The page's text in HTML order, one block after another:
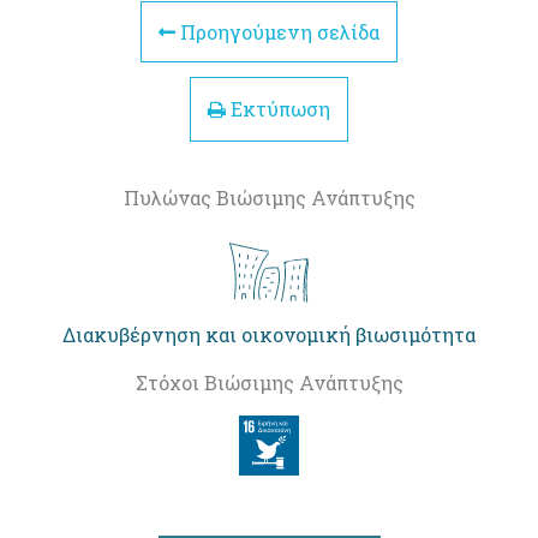
Προηγούμενη σελίδα
Εκτύπωση
Πυλώνας Βιώσιμης Ανάπτυξης
Διακυβέρνηση και οικονομική βιωσιμότητα
Στόχοι Βιώσιμης Ανάπτυξης